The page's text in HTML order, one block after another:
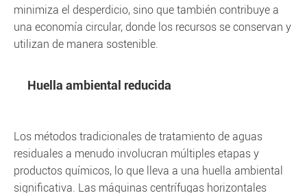
minimiza el desperdicio, sino que también contribuye a
una economía circular, donde los recursos se conservan y
utilizan de manera sostenible.
Huella ambiental reducida
Los métodos tradicionales de tratamiento de aguas
residuales a menudo involucran múltiples etapas y
productos químicos, lo que lleva a una huella ambiental
significativa. Las máquinas centrífugas horizontales